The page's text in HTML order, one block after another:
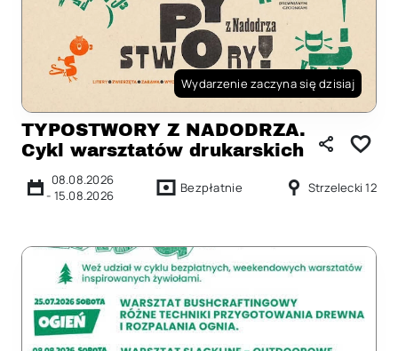
Wydarzenie zaczyna się dzisiaj
TYPOSTWORY Z NADODRZA.
Cykl warsztatów drukarskich
08.08.2026
- 15.08.2026 Bezpłatnie Strzelecki 12